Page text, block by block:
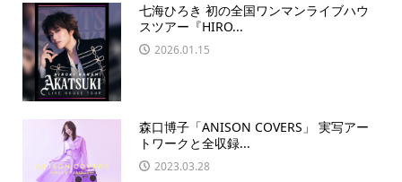
七海ひろき 初の全国ワンマンライブハウ
スツアー『HIRO...
2026.01.15
森口博子「ANISON COVERS」 実写アー
トワークと全収録...
2023.03.28